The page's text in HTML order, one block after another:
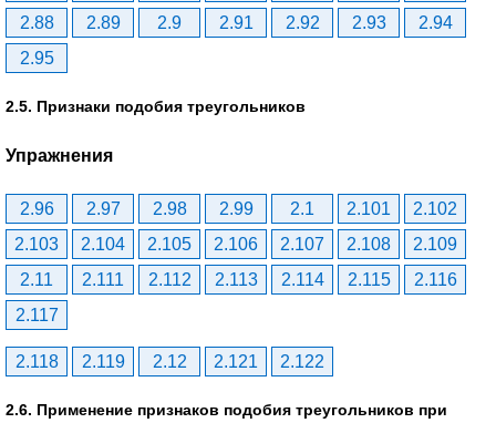
2.88 2.89 2.9 2.91 2.92 2.93
2.94
2.95
2.5. Признаки подобия треугольников
Упражнения
2.96 2.97 2.98 2.99 2.1 2.101
2.102
2.103
2.104 2.105 2.106 2.107 2.108
2.109
2.11
2.111 2.112 2.113 2.114 2.115
2.116
2.117
2.118 2.119 2.12 2.121 2.122
2.6. Применение признаков подобия треугольников при